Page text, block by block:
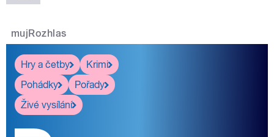
mujRozhlas
Hry a četby
Krimi
Pohádky
Pořady
Živé vysílání